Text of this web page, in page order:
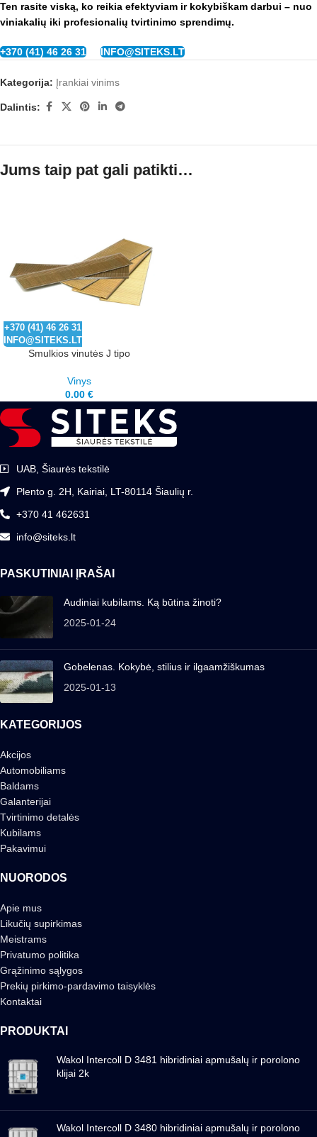
Ten rasite viską, ko reikia efektyviam ir kokybiškam darbui – nuo
viniakalių iki profesionalių tvirtinimo sprendimų.
+370 (41) 46 26 31 INFO@SITEKS.LT
Kategorija: Įrankiai vinims
Dalintis:
Jums taip pat gali patikti…
+370 (41) 46 26 31
INFO@SITEKS.LT
Smulkios vinutės J tipo
Vinys
0.00 €
UAB, Šiaurės tekstilė
Plento g. 2H, Kairiai, LT-80114 Šiaulių r.
+370 41 462631
info@siteks.lt
PASKUTINIAI ĮRAŠAI
Audiniai kubilams. Ką būtina žinoti?
2025-01-24
Gobelenas. Kokybė, stilius ir ilgaamžiškumas
2025-01-13
KATEGORIJOS
Akcijos
Automobiliams
Baldams
Galanterijai
Tvirtinimo detalės
Kubilams
Pakavimui
NUORODOS
Apie mus
Likučių supirkimas
Meistrams
Privatumo politika
Grąžinimo sąlygos
Prekių pirkimo-pardavimo taisyklės
Kontaktai
PRODUKTAI
Wakol Intercoll D 3481 hibridiniai apmušalų ir porolono
klijai 2k
Wakol Intercoll D 3480 hibridiniai apmušalų ir porolono